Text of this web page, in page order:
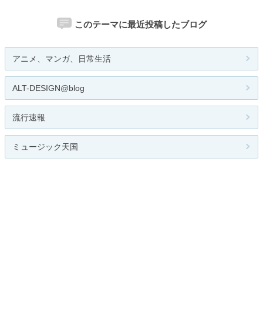
このテーマに最近投稿したブログ
アニメ、マンガ、日常生活
ALT-DESIGN@blog
流行速報
ミュージック天国